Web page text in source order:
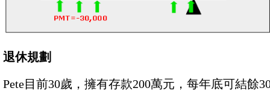
退休規劃
Pete目前30歲，擁有存款200萬元，每年底可結餘